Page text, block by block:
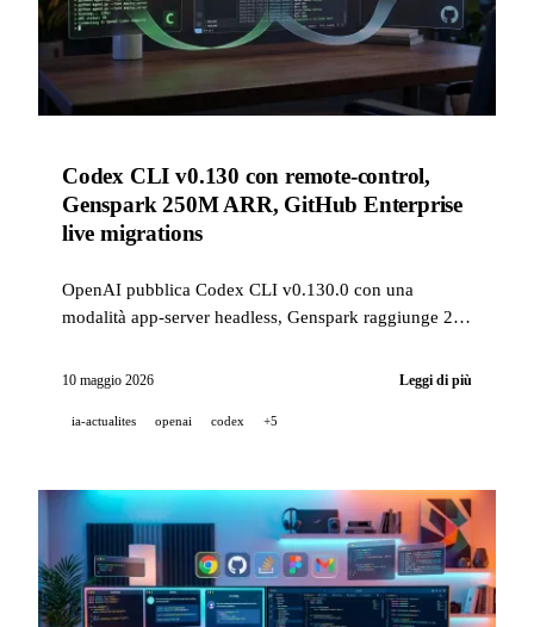
Codex CLI v0.130 con remote-control,
Genspark 250M ARR, GitHub Enterprise
live migrations
OpenAI pubblica Codex CLI v0.130.0 con una
modalità app-server headless, Genspark raggiunge 250
pubblica le migrazioni Enterprise senza interruzioni.
10 maggio 2026 Leggi di più
ia-actualites openai codex +5